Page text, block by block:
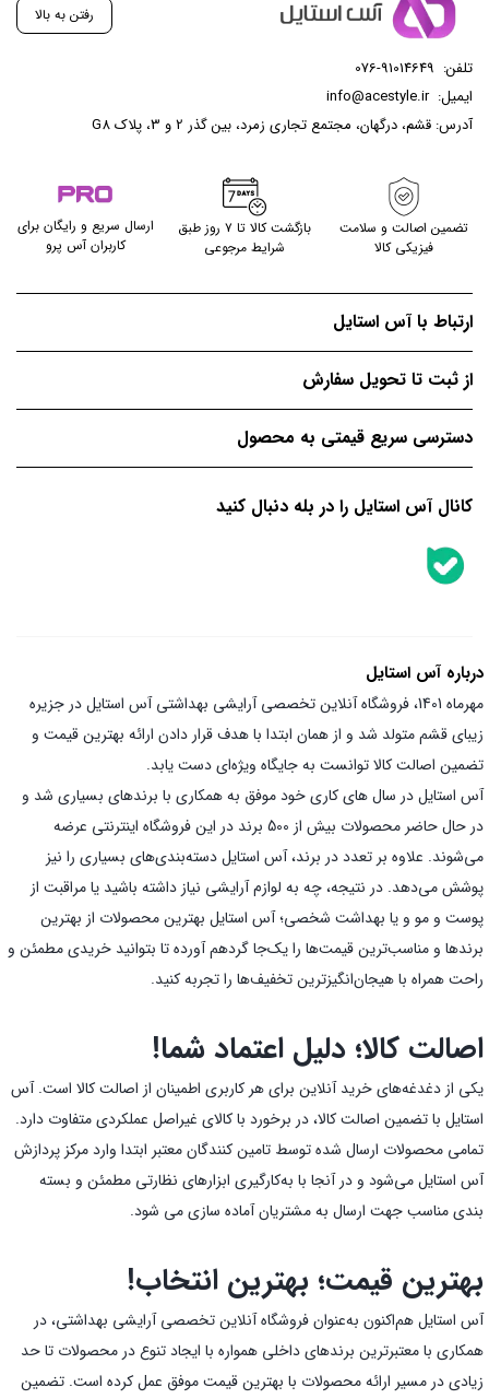
رفتن به بالا
تلفن: 076-91014649
ایمیل:info@acestyle.ir
آدرس: قشم، درگهان، مجتمع تجاری زمرد، بین گذر 2 و 3، پلاک G8
تضمین اصالت و سلامت
فیزیکی کالا
بازگشت کالا تا ۷ روز طبق
شرایط مرجوعی
ارسال سریع و رایگان برای
کاربران آس پرو
ارتباط با آس استایل
از ثبت تا تحویل سفارش
دسترسی سریع قیمتی به محصول
کانال آس استایل را در بله دنبال کنید
درباره آس استایل
مهرماه 1401، فروشگاه آنلاین تخصصی آرایشی بهداشتی آس استایل در جزیره
زیبای قشم متولد شد و از همان ابتدا با هدف قرار دادن ارائه بهترین قیمت و
تضمین اصالت کالا توانست به جایگاه ویژه‌ای دست یابد.
آس استایل در سال های کاری خود موفق به همکاری با برندهای بسیاری شد و
در حال حاضر محصولات بیش از 500 برند در این فروشگاه اینترنتی عرضه
می‌شوند. علاوه بر تعدد در برند، آس استایل دسته‌بندی‌های بسیاری را نیز
پوشش می‌دهد. در نتیجه، چه به لوازم آرایشی نیاز داشته باشید یا مراقبت از
پوست و مو و یا بهداشت شخصی؛ آس استایل بهترین محصولات از بهترین
برندها و مناسب‌ترین قیمت‌ها را یک‌جا گردهم آورده تا بتوانید خریدی مطمئن و
راحت همراه با هیجان‌انگیز‌ترین تخفیف‌ها را تجربه کنید.
اصالت کالا؛ دلیل اعتماد شما!
یکی از دغدغه‌های خرید آنلاین برای هر کاربری اطمینان از اصالت کالا است. آس
استایل با تضمین اصالت کالا، در برخورد با کالای غیراصل عملکردی متفاوت دارد.
تمامی محصولات ارسال شده توسط تامین کنندگان معتبر ابتدا وارد مرکز پردازش
آس استایل می‌شود و در آنجا با به‌کارگیری ابزارهای نظارتی مطمئن و بسته
بندی مناسب جهت ارسال به مشتریان آماده سازی می شود.
بهترین قیمت؛ بهترین انتخاب!
آس استایل هم‌اکنون به‌عنوان فروشگاه آنلاین تخصصی آرایشی بهداشتی، در
همکاری با معتبرترین برندهای داخلی همواره با ایجاد تنوع در محصولات تا حد
زیادی در مسیر ارائه محصولات با بهترین قیمت موفق عمل کرده است. تضمین